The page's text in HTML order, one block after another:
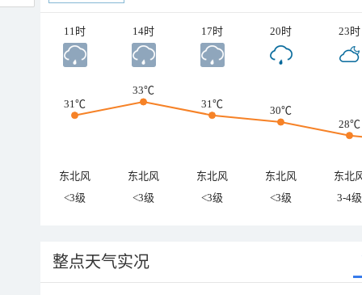
11时 14时 17时 20时 23时
31℃
33℃
31℃
30℃
28℃
东北风 东北风 东北风 东北风
东北
<3级
<3级 <3级 <3级 3-4级
整点天气实况